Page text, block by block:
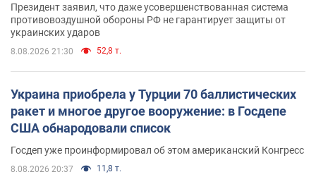
Президент заявил, что даже усовершенствованная система
противовоздушной обороны РФ не гарантирует защиты от
украинских ударов
8.08.2026 21:30 52,8 т.
Украина приобрела у Турции 70 баллистических
ракет и многое другое вооружение: в Госдепе
США обнародовали список
Госдеп уже проинформировал об этом американский Конгресс
8.08.2026 20:37 11,8 т.